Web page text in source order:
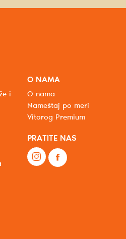
i
O NAMA
O nama
Nameštaj po meri
Vitorog Premium
PRATITE NAS